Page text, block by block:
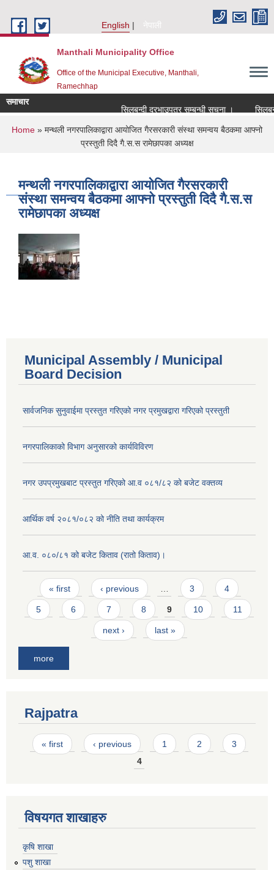
English
नेपाली
Manthali Municipality Office
Office of the Municipal Executive, Manthali,
Ramechhap
समाचार
सिलबन्दी दरभाउपत्र सम्बन्धी सूचना ।
You are here
Home » मन्थली नगरपालिकाद्वारा आयोजित गैरसरकारी संस्था समन्वय बैठकमा आफ्नो
प्रस्तुती दिदै गै.स.स रामेछापका अध्यक्ष
मन्थली नगरपालिकाद्वारा आयोजित गैरसरकारी
संस्था समन्वय बैठकमा आफ्नो प्रस्तुती दिदै गै.स.स
रामेछापका अध्यक्ष
Municipal Assembly / Municipal
Board Decision
सार्वजनिक सुनुवाईमा प्रस्तुत गरिएको नगर प्रमुखद्वारा गरिएको प्रस्तुती
नगरपालिकाको विभाग अनुसारको कार्यविविरण
नगर उपप्रमुखबाट प्रस्तुत गरिएको आ.व ०८१/८२ को बजेट वक्तव्य
आर्थिक वर्ष २०८१/०८२ को नीति तथा कार्यक्रम
आ.व. ०८०/८१ को बजेट किताव (रातो किताव)।
Pages
« first ‹ previous 3 4
5 6 7 8 9 10 11
next › last »
more
Rajpatra
Pages
« first ‹ previous 1 2
3
4
विषयगत शाखाहरु
कृषि शाखा
पशु शाखा